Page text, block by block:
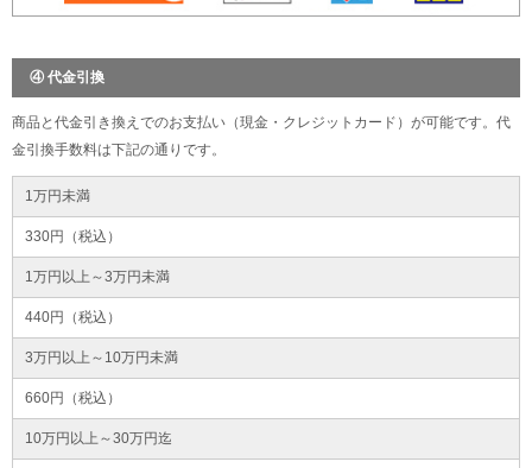
④ 代金引換
商品と代金引き換えでのお支払い（現金・クレジットカード）が可能です。代
金引換手数料は下記の通りです。
1万円未満
330円（税込）
1万円以上～3万円未満
440円（税込）
3万円以上～10万円未満
660円（税込）
10万円以上～30万円迄